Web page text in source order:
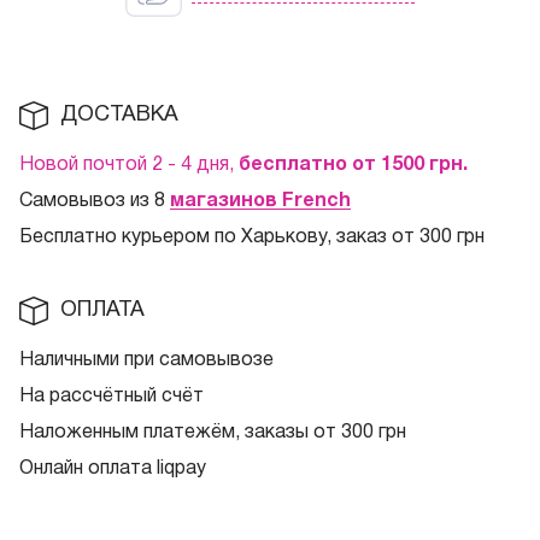
ДОСТАВКА
Новой почтой 2 - 4 дня, бесплатно от 1500 грн.
Самовывоз из 8 магазинов French
Бесплатно курьером по Харькову, заказ от 300 грн
ОПЛАТА
Наличными при самовывозе
На рассчётный счёт
Наложенным платежём, заказы от 300 грн
Онлайн оплата liqpay